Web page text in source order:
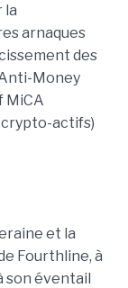
la
arnaques
des
Money
MiCA
actifs)
et la
Fourthline, à
son éventail